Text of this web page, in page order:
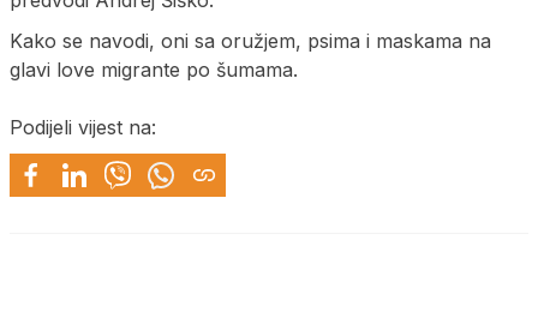
Kako se navodi, oni sa oružjem, psima i maskama na
glavi love migrante po šumama.
Podijeli vijest na: